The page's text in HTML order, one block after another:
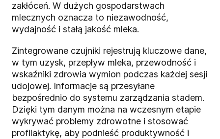
zakłóceń. W dużych gospodarstwach
mlecznych oznacza to niezawodność,
wydajność i stałą jakość mleka.
Zintegrowane czujniki rejestrują kluczowe dane,
w tym uzysk, przepływ mleka, przewodność i
wskaźniki zdrowia wymion podczas każdej sesji
udojowej. Informacje są przesyłane
bezpośrednio do systemu zarządzania stadem.
Dzięki tym danym można na wczesnym etapie
wykrywać problemy zdrowotne i stosować
profilaktykę, aby podnieść produktywność i